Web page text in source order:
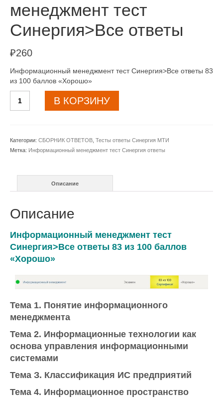
менеджмент тест
Синергия>Все ответы
₽260
Информационный менеджмент тест Синергия>Все ответы 83
из 100 баллов «Хорошо»
товара
Синергия>Все
В КОРЗИНУ
Категории: СБОРНИК ОТВЕТОВ Тесты ответы Синергия МТИ
Метка: Информационный менеджмент тест Синергия ответы
Описание
Описание
Информационный менеджмент тест
Синергия>Все ответы 83 из 100 баллов
«Хорошо»
Тема 1. Понятие информационного
менеджмента
Тема 2. Информационные технологии как
основа управления информационными
системами
Тема З. Классификация ИС предприятий
Тема 4. Информационное пространство